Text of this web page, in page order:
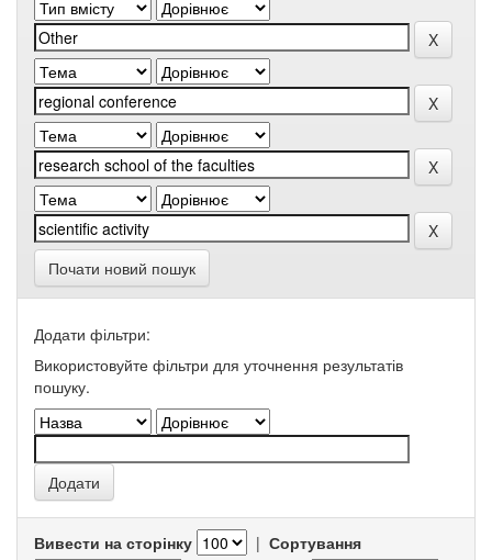
Почати новий пошук
Додати фільтри:
Використовуйте фільтри для уточнення результатів
пошуку.
Вивести на сторінку | Сортування